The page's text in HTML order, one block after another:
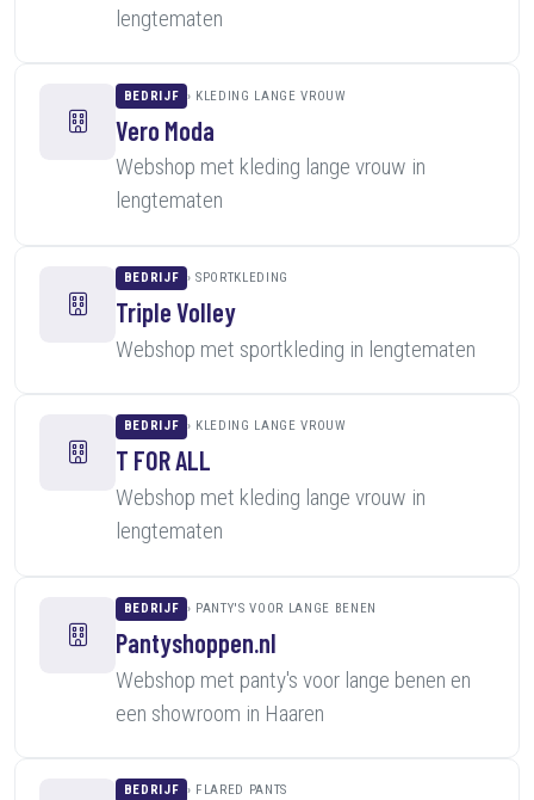
lengtematen
BEDRIJF KLEDING LANGE VROUW
Vero Moda
Webshop met kleding lange vrouw in
lengtematen
BEDRIJF SPORTKLEDING
Triple Volley
Webshop met sportkleding in lengtematen
BEDRIJF KLEDING LANGE VROUW
T FOR ALL
Webshop met kleding lange vrouw in
lengtematen
BEDRIJF PANTY'S VOOR LANGE BENEN
Pantyshoppen.nl
Webshop met panty's voor lange benen en
een showroom in Haaren
BEDRIJF FLARED PANTS